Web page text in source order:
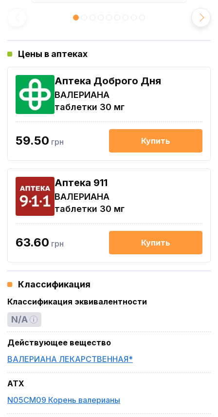
Цены в аптеках
Аптека Доброго Дня
ВАЛЕРИАНА
таблетки 30 мг
59.50 грн Купить
Aптека 911
ВАЛЕРИАНА
таблетки 30 мг
63.60 грн Купить
Классификация
Классификация эквивалентности
N/A
Действующее вещество
ВАЛЕРИАНА ЛЕКАРСТВЕННАЯ*
ATX
N05CM09 Корень валерианы